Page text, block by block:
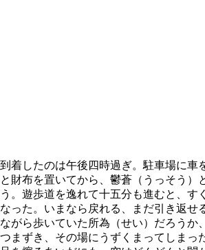
到着したのは午後四時過ぎ。駐車場に車
と財布を置いてから、鬱蒼（うっそう）
う。遊歩道を逸れて十五分も進むと、す
なった。いまなら戻れる、まだ引き返
ながら歩いていた所為（せい）だろうか
つまずき、その場にうずくまってしまっ